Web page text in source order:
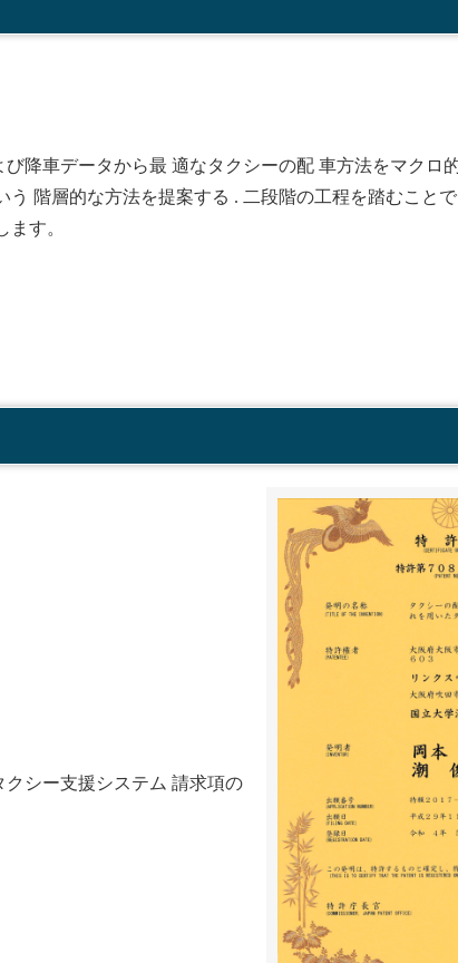
降車データから最 適なタクシーの配 車方法をマクロ
階層的な方法を提案する . 二段階の工程を踏むこと
す。
シー支援システム 請求項の